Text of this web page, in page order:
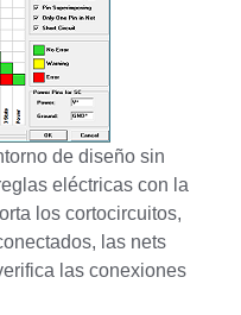
de diseño sin
eléctricas con la
los cortocircuitos,
las nets
las conexiones